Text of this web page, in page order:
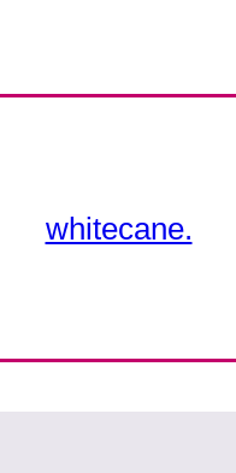
whitecane.